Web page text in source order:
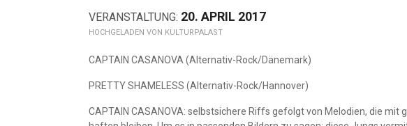
20. APRIL 2017
KULTURPALAST
CAPTAIN CASANOVA (Alternativ-Rock/Dänemark)
PRETTY SHAMELESS (Alternativ-Rock/Hannover)
CAPTAIN CASANOVA: selbstsichere Riffs gefolgt von Melodien, die mit